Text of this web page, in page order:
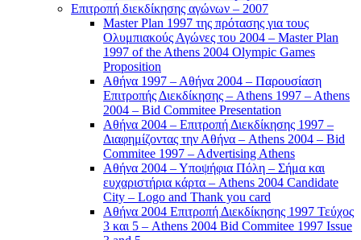
Επιτροπή διεκδίκησης αγώνων – 2007
Master Plan 1997 της πρότασης για τους
Ολυμπιακούς Αγώνες του 2004 – Master Plan
1997 of the Athens 2004 Olympic Games
Proposition
Αθήνα 1997 – Αθήνα 2004 – Παρουσίαση
Επιτροπής Διεκδίκησης – Athens 1997 – Athens
2004 – Bid Commitee Presentation
Αθήνα 2004 – Επιτροπή Διεκδίκησης 1997 –
Διαφημίζοντας την Αθήνα – Athens 2004 – Bid
Commitee 1997 – Advertising Athens
Αθήνα 2004 – Υποψήφια Πόλη – Σήμα και
ευχαριστήρια κάρτα – Athens 2004 Candidate
City – Logo and Thank you card
Αθήνα 2004 Επιτροπή Διεκδίκησης 1997 Τεύχος
3 και 5 – Athens 2004 Bid Commitee 1997 Issue